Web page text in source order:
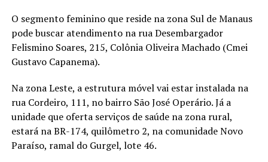
O segmento feminino que reside na zona Sul de Manaus
pode buscar atendimento na rua Desembargador
Felismino Soares, 215, Colônia Oliveira Machado (Cmei
Gustavo Capanema).
Na zona Leste, a estrutura móvel vai estar instalada na
rua Cordeiro, 111, no bairro São José Operário. Já a
unidade que oferta serviços de saúde na zona rural,
estará na BR-174, quilômetro 2, na comunidade Novo
Paraíso, ramal do Gurgel, lote 46.